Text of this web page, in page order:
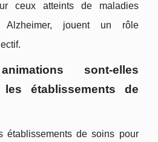
ceux atteints de maladies
Alzheimer, jouent un rôle
sont-elles
établissements de
établissements de soins pour